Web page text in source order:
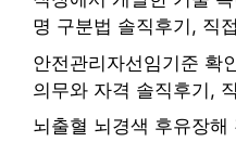
명 구분법 솔직후기, 직
안전관리자선임기준 확
의무와 자격 솔직후기,
뇌출혈 뇌경색 후유장